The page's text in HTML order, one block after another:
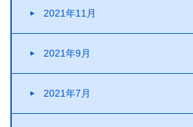
2021年11月
2021年9月
2021年7月